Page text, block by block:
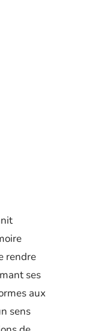
rendre
ses
aux
sens